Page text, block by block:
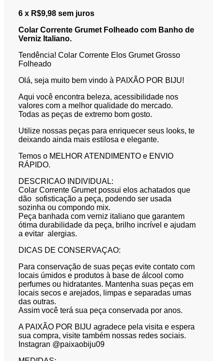
6 x R$9,98 sem juros
Colar Corrente Grumet Folheado com Banho de
Verniz Italiano.
Tendência! Colar Corrente Elos Grumet Grosso
Folheado
Olá, seja muito bem vindo à PAIXÃO POR BIJU!
Aqui você encontra beleza, acessibilidade nos
valores com a melhor qualidade do mercado.
Todas as peças de extremo bom gosto.
Utilize nossas peças para enriquecer seus looks, te
deixando ainda mais estilosa e elegante.
Temos o MELHOR ATENDIMENTO e ENVIO
RÁPIDO.
DESCRICAO INDIVIDUAL:
Colar Corrente Grumet possui elos achatados que
dão sofisticação a peça, podendo ser usada
sozinha ou compondo mix.
Peça banhada com verniz italiano que garantem
ótima durabilidade da peça, brilho incrível e ajudam
a evitar alergias.
DICAS DE CONSERVAÇAO:
Para conservação de suas peças evite contato com
locais úmidos e produtos à base de álcool como
perfumes ou hidratantes. Mantenha suas peças em
locais secos e arejados, limpas e separadas umas
das outras.
Assim você terá sua peça conservada por anos.
A PAIXÃO POR BIJU agradece pela visita e espera
sua compra, visite também nossas redes sociais.
Instagran @paixaobiju09